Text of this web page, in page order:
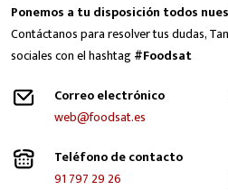
Ponemos a tu disposición todos
Contáctanos para resolver tus dudas,
sociales con el hashtag#Foodsat
Correo electrónico
web@foodsat.es
Teléfono de contacto
91 797 29 26